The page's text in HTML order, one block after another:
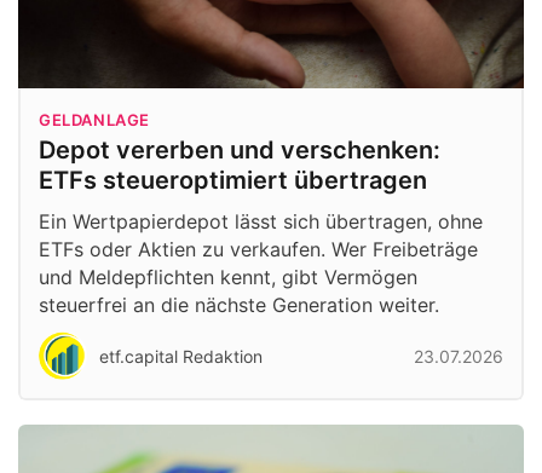
GELDANLAGE
Depot vererben und verschenken:
ETFs steueroptimiert übertragen
Ein Wertpapierdepot lässt sich übertragen, ohne
ETFs oder Aktien zu verkaufen. Wer Freibeträge
und Meldepflichten kennt, gibt Vermögen
steuerfrei an die nächste Generation weiter.
etf.capital Redaktion 23.07.2026